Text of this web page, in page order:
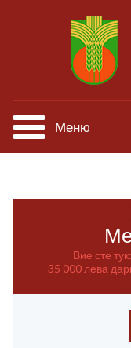
Меню
Вие сте тук:
35 000 лева